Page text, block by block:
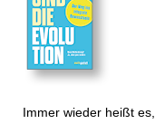
Immer wieder heißt